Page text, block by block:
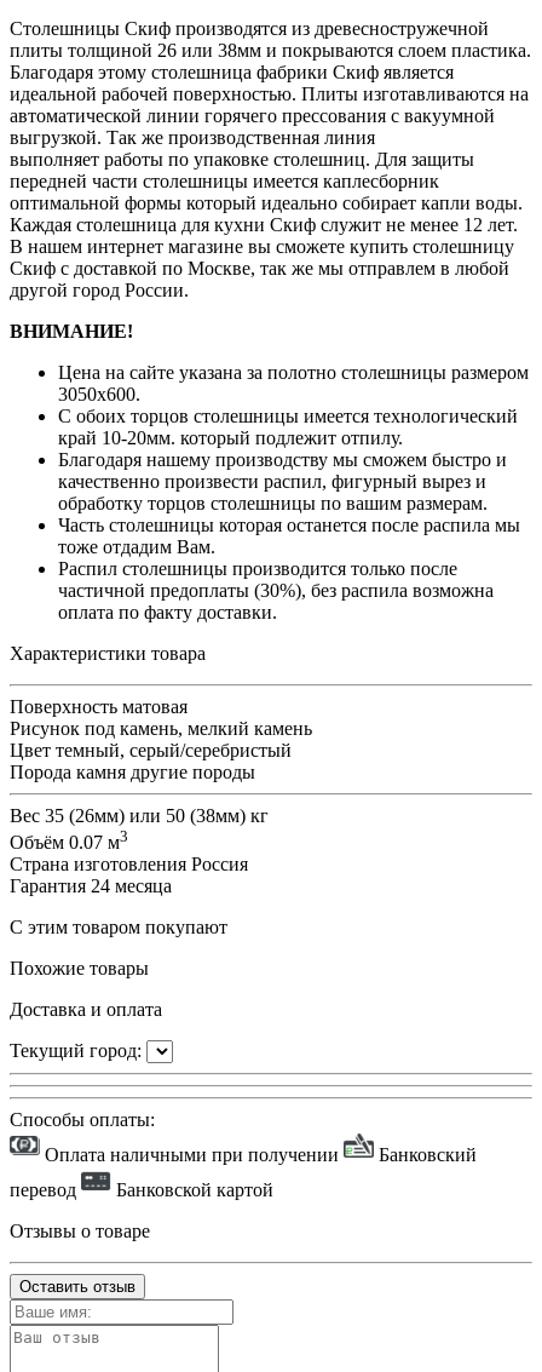
Столешницы Скиф производятся из древесностружечной
плиты толщиной 26 или 38мм и покрываются слоем пластика.
Благодаря этому столешница фабрики Скиф является
идеальной рабочей поверхностью. Плиты изготавливаются на
автоматической линии горячего прессования с вакуумной
выгрузкой. Так же производственная линия
выполняет работы по упаковке столешниц. Для защиты
передней части столешницы имеется каплесборник
оптимальной формы который идеально собирает капли воды.
Каждая столешница для кухни Скиф служит не менее 12 лет.
В нашем интернет магазине вы сможете купить столешницу
Скиф с доставкой по Москве, так же мы отправлем в любой
другой город России.
ВНИМАНИЕ!
Цена на сайте указана за полотно столешницы размером
3050х600.
С обоих торцов столешницы имеется технологический
край 10-20мм. который подлежит отпилу.
Благодаря нашему производству мы сможем быстро и
качественно произвести распил, фигурный вырез и
обработку торцов столешницы по вашим размерам.
Часть столешницы которая останется после распила мы
тоже отдадим Вам.
Распил столешницы производится только после
частичной предоплаты (30%), без распила возможна
оплата по факту доставки.
Характеристики товара
Поверхность матовая
Рисунок под камень, мелкий камень
Цвет темный, серый/серебристый
Порода камня другие породы
Вес 35 (26мм) или 50 (38мм) кг
Объём 0.07 м3
Страна изготовления Россия
Гарантия 24 месяца
С этим товаром покупают
Похожие товары
Доставка и оплата
Текущий город:
Способы оплаты:
Оплата наличными при получении
Банковский
перевод
Банковской картой
Отзывы о товаре
Оставить отзыв